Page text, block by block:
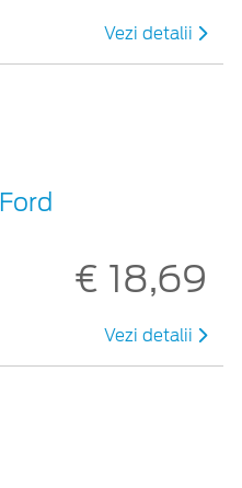
Vezi detalii
€ 18,69
Vezi detalii